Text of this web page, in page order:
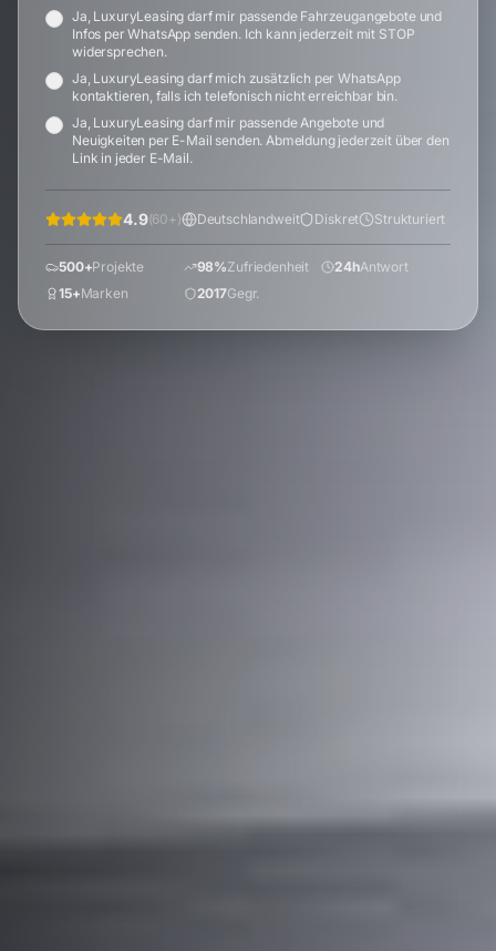
Ja, LuxuryLeasing darf mir passende Fahrzeugangebote und
Infos per WhatsApp senden. Ich kann jederzeit mit STOP
widersprechen.
Ja, LuxuryLeasing darf mich zusätzlich per WhatsApp
kontaktieren, falls ich telefonisch nicht erreichbar bin.
Ja, LuxuryLeasing darf mir passende Angebote und
Neuigkeiten per E-Mail senden. Abmeldung jederzeit über den
Link in jeder E-Mail.
4.9(60+) Deutschlandweit Diskret Strukturiert
500+Projekte 98%Zufriedenheit 24hAntwort
15+Marken 2017Gegr.